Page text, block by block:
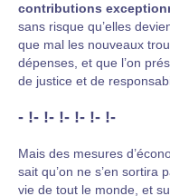
contributions
sans risque qu’elles
que mal les nouveaux
dépenses, et que l’on
de justice et de
- !- !- !- !- !- !-
Mais des mesures
sait qu’on ne s’en sortira
vie de tout le monde, et